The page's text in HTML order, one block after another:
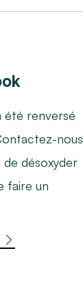
été renversé
nous
désoxyder
faire un